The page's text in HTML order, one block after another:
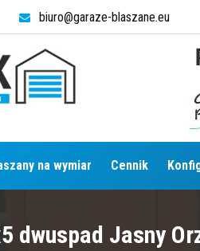
biuro@garaze-blaszane.eu
na wymiar Cennik
dwuspad Jasny